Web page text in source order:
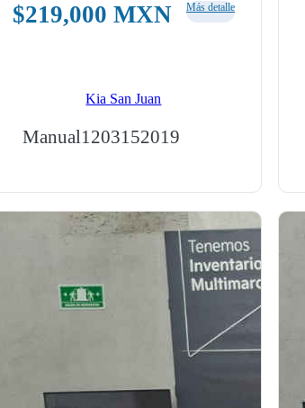
$219,000 MXN Más detalle
Kia San Juan
Manual1203152019